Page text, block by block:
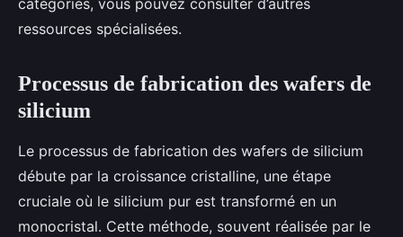
catégories, vous pouvez consulter d’autres
ressources spécialisées.
Processus de fabrication des wafers de
silicium
Le processus de fabrication des wafers de silicium
débute par la croissance cristalline, une étape
cruciale où le silicium pur est transformé en un
monocristal. Cette méthode, souvent réalisée par le